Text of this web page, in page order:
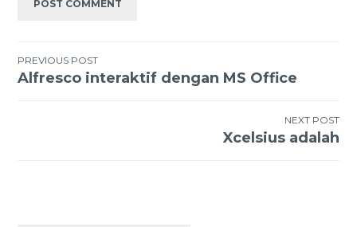
Post
PREVIOUS POST
Alfresco interaktif dengan MS Office
NEXT POST
Xcelsius adalah